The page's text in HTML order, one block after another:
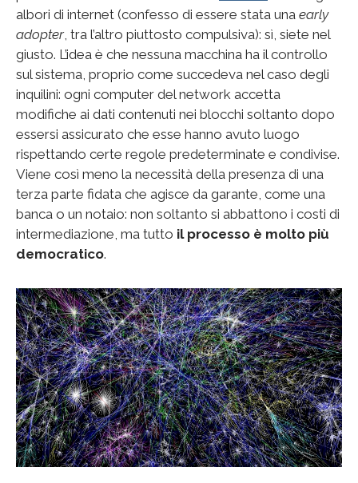
albori di internet (confesso di essere stata una early
adopter, tra l’altro piuttosto compulsiva): sì, siete nel
giusto. L’idea è che nessuna macchina ha il controllo
sul sistema, proprio come succedeva nel caso degli
inquilini: ogni computer del network accetta
modifiche ai dati contenuti nei blocchi soltanto dopo
essersi assicurato che esse hanno avuto luogo
rispettando certe regole predeterminate e condivise.
Viene così meno la necessità della presenza di una
terza parte fidata che agisce da garante, come una
banca o un notaio: non soltanto si abbattono i costi di
intermediazione, ma tutto il processo è molto più
democratico.